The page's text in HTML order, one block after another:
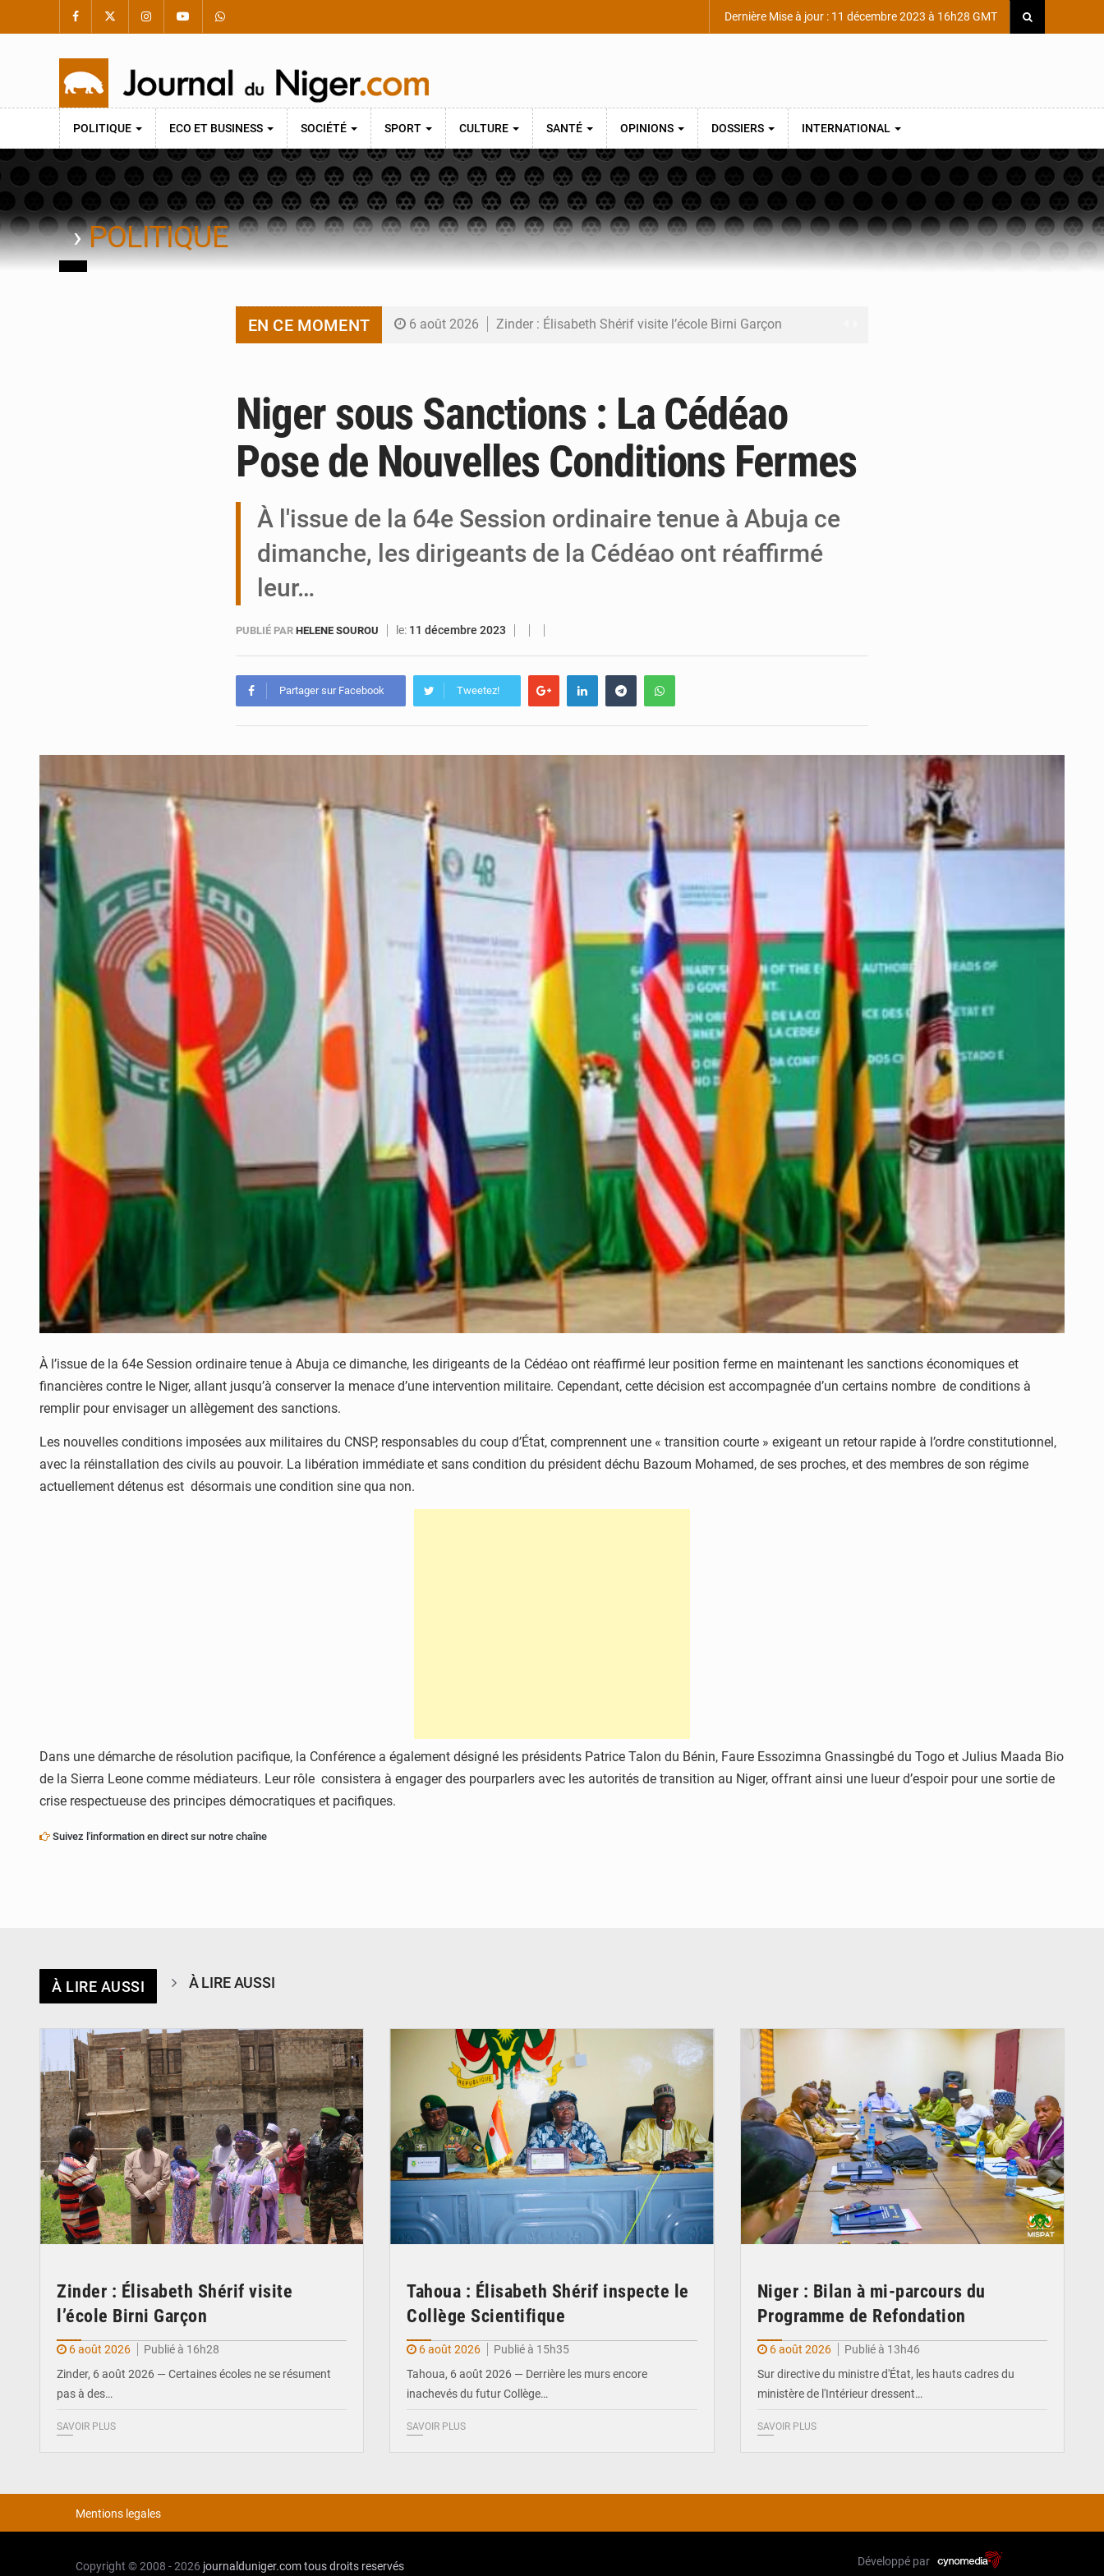
Dernière Mise à jour : 11 décembre 2023 à 16h28 GMT
POLITIQUE ECO ET BUSINESS SOCIÉTÉ SPORT CULTURE SANTÉ OPINIONS DOSSIERS INTERNATIONAL
›POLITIQUE
EN CE MOMENT 6 août 2026 Zinder : Élisabeth Shérif visite l’école Birni Garçon
6 août 2026 Niger : Bilan à mi-parcours du Programme de Refondation
6 août 2026 Chasse aux gabegies à Niamey : 74 milliards de FCFA recouvrés par la COLDEFF
5 août 2026 Tibiri : le dialogue, nouveau terrain de jeu pour la paix
Niger sous Sanctions : La Cédéao
Pose de Nouvelles Conditions Fermes
À l'issue de la 64e Session ordinaire tenue à Abuja ce
dimanche, les dirigeants de la Cédéao ont réaffirmé
leur…
PUBLIÉ PAR HELENE SOUROU le: 11 décembre 2023
Partager sur Facebook Tweetez!
À l’issue de la 64e Session ordinaire tenue à Abuja ce dimanche, les dirigeants de la Cédéao ont réaffirmé leur position ferme en maintenant les sanctions économiques et
financières contre le Niger, allant jusqu’à conserver la menace d’une intervention militaire. Cependant, cette décision est accompagnée d’un certains nombre de conditions à
remplir pour envisager un allègement des sanctions.
Les nouvelles conditions imposées aux militaires du CNSP, responsables du coup d’État, comprennent une « transition courte » exigeant un retour rapide à l’ordre constitutionnel,
avec la réinstallation des civils au pouvoir. La libération immédiate et sans condition du président déchu Bazoum Mohamed, de ses proches, et des membres de son régime
actuellement détenus est désormais une condition sine qua non.
Dans une démarche de résolution pacifique, la Conférence a également désigné les présidents Patrice Talon du Bénin, Faure Essozimna Gnassingbé du Togo et Julius Maada Bio
de la Sierra Leone comme médiateurs. Leur rôle consistera à engager des pourparlers avec les autorités de transition au Niger, offrant ainsi une lueur d’espoir pour une sortie de
crise respectueuse des principes démocratiques et pacifiques.
Suivez l'information en direct sur notre chaîne
À LIRE AUSSI À LIRE AUSSI
Zinder : Élisabeth Shérif visite
l’école Birni Garçon
6 août 2026
Publié à 16h28
Zinder, 6 août 2026 — Certaines écoles ne se résument
pas à des…
SAVOIR PLUS
Tahoua : Élisabeth Shérif inspecte le
Collège Scientifique
6 août 2026
Publié à 15h35
Tahoua, 6 août 2026 — Derrière les murs encore
inachevés du futur Collège…
SAVOIR PLUS
Niger : Bilan à mi-parcours du
Programme de Refondation
6 août 2026
Publié à 13h46
Sur directive du ministre d'État, les hauts cadres du
ministère de l'Intérieur dressent…
SAVOIR PLUS
Mentions legales
Copyright © 2008 - 2026 journalduniger.comtous droits reservés Développé par